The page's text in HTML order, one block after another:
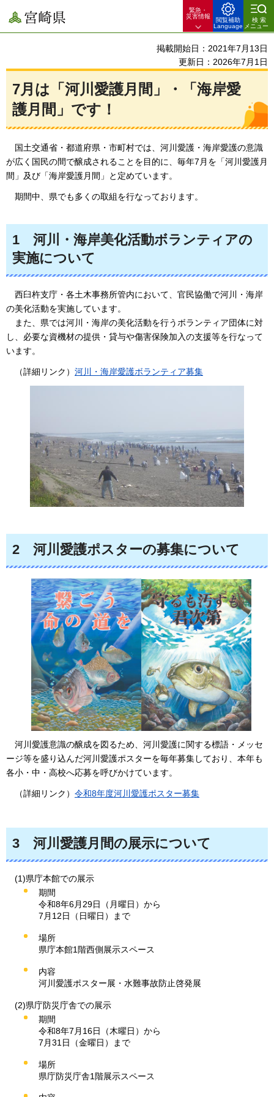
宮崎県
緊急・
災害情報
閲覧補助
Language
検索
メニュー
掲載開始日：2021年7月13日
更新日：2026年7月1日
7月は「河川愛護月間」・「海岸愛
護月間」です！
国土交通省・都道府県・市町村では、河川愛護・海岸愛護の意識
が広く国民の間で醸成されることを目的に、 毎年7月を「河川愛護月
間」及び「海岸愛護月間」と定めています。
期間中、 県でも多くの取組を行なっております。
1 河川・ 海岸美化活動ボランティアの
実施について
西臼杵支庁・各土木事務所管内において、官民協働で河川・海岸
の美化活動を実施しています。
また、 県では河川・海岸の美化活動を行うボランティア団体に対
し、必要な資機材の提供・貸与や傷害保険加入の支援等を行なって
います。
（詳細リンク） 河川・海岸愛護ボランティア募集
2 河川愛護ポスターの募集について
河川 愛護意識の醸成を図るため、河川愛護に関する標語・メッセ
ージ等を盛り込んだ河川愛護ポスターを毎年募集しており、本年も
各小・中・高校へ応募を呼びかけています。
（詳細リンク） 令和8年度河川愛護ポスター募集
3 河川愛護月間の展示について
(1)県庁本館での展示
期間
令和8年6月29日（月曜日）から
7月12日（日曜日）まで
場所
県庁本館1階西側展示スペース
内容
河川愛護ポスター展・水難事故防止啓発展
(2)県庁防災庁舎での展示
期間
令和8年7月16日（木曜日）から
7月31日（金曜日）まで
場所
県庁防災庁舎1階展示スペース